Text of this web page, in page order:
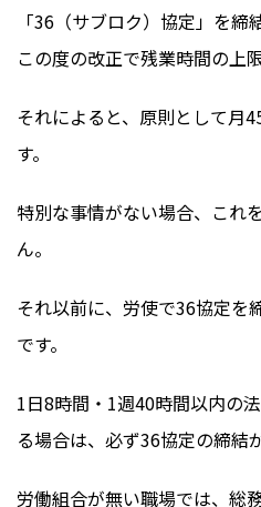
「36（サブロク）協定」を締
この度の改正で残業時間の上
それによると、原則として月
す。
特別な事情がない場合、これ
ん。
それ以前に、労使で36協定を
です。
1日8時間・1週40時間以内の
る場合は、必ず36協定の締結
労働組合が無い職場では、総